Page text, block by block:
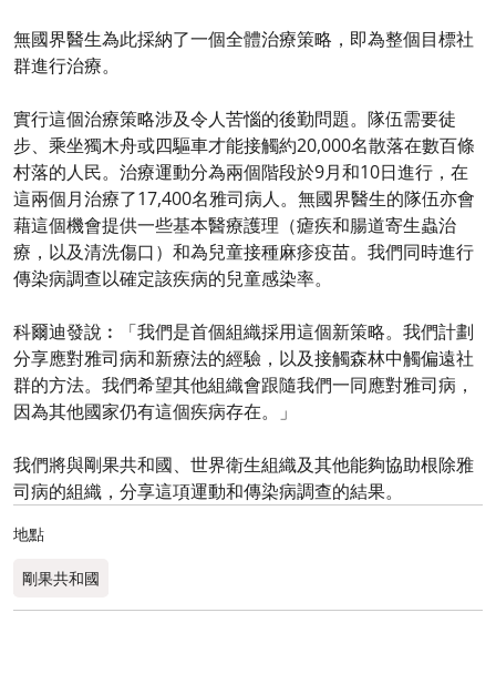
無國界醫生為此採納了一個全體治療策略，即為整個目標社
群進行治療。
實行這個治療策略涉及令人苦惱的後勤問題。隊伍需要徒
步、乘坐獨木舟或四驅車才能接觸約20,000名散落在數百條
村落的人民。治療運動分為兩個階段於9月和10日進行，在
這兩個月治療了17,400名雅司病人。無國界醫生的隊伍亦會
藉這個機會提供一些基本醫療護理（瘧疾和腸道寄生蟲治
療，以及清洗傷口）和為兒童接種麻疹疫苗。我們同時進行
傳染病調查以確定該疾病的兒童感染率。
科爾迪發說︰「我們是首個組織採用這個新策略。我們計劃
分享應對雅司病和新療法的經驗，以及接觸森林中觸偏遠社
群的方法。我們希望其他組織會跟隨我們一同應對雅司病，
因為其他國家仍有這個疾病存在。」
我們將與剛果共和國、世界衛生組織及其他能夠協助根除雅
司病的組織，分享這項運動和傳染病調查的結果。
地點
剛果共和國